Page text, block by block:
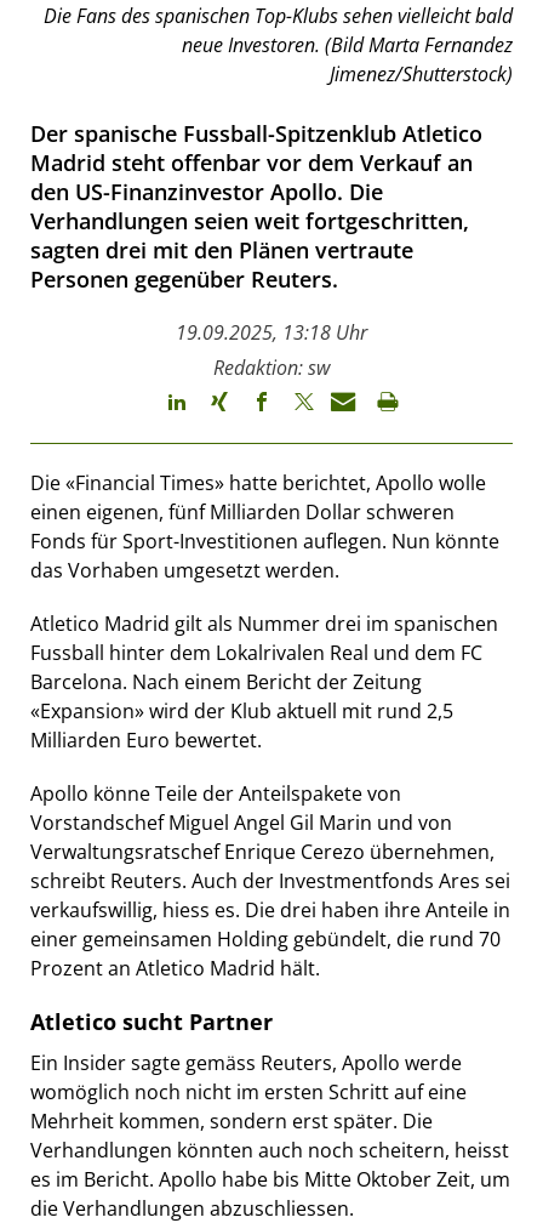
Die Fans des spanischen Top-Klubs sehen vielleicht bald
neue Investoren. (Bild Marta Fernandez
Jimenez/Shutterstock)
Der spanische Fussball-Spitzenklub Atletico
Madrid steht offenbar vor dem Verkauf an
den US-Finanzinvestor Apollo. Die
Verhandlungen seien weit fortgeschritten,
sagten drei mit den Plänen vertraute
Personen gegenüber Reuters.
19.09.2025, 13:18 Uhr
Redaktion: sw
Die «Financial Times» hatte berichtet, Apollo wolle
einen eigenen, fünf Milliarden Dollar schweren
Fonds für Sport-Investitionen auflegen. Nun könnte
das Vorhaben umgesetzt werden.
Atletico Madrid gilt als Nummer drei im spanischen
Fussball hinter dem Lokalrivalen Real und dem FC
Barcelona. Nach einem Bericht der Zeitung
«Expansion» wird der Klub aktuell mit rund 2,5
Milliarden Euro bewertet.
Apollo könne Teile der Anteilspakete von
Vorstandschef Miguel Angel Gil Marin und von
Verwaltungsratschef Enrique Cerezo übernehmen,
schreibt Reuters. Auch der Investmentfonds Ares sei
verkaufswillig, hiess es. Die drei haben ihre Anteile in
einer gemeinsamen Holding gebündelt, die rund 70
Prozent an Atletico Madrid hält.
Atletico sucht Partner
Ein Insider sagte gemäss Reuters, Apollo werde
womöglich noch nicht im ersten Schritt auf eine
Mehrheit kommen, sondern erst später. Die
Verhandlungen könnten auch noch scheitern, heisst
es im Bericht. Apollo habe bis Mitte Oktober Zeit, um
die Verhandlungen abzuschliessen.